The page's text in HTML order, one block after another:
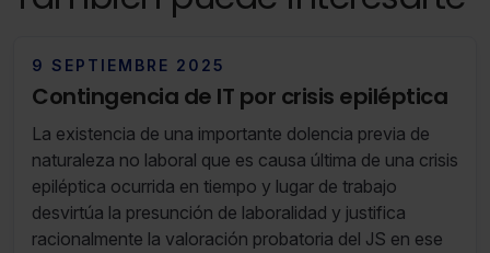
9 SEPTIEMBRE 2025
Contingencia de IT por crisis epiléptica
La existencia de una importante dolencia previa de
naturaleza no laboral que es causa última de una crisis
epiléptica ocurrida en tiempo y lugar de trabajo
desvirtúa la presunción de laboralidad y justifica
racionalmente la valoración probatoria del JS en ese